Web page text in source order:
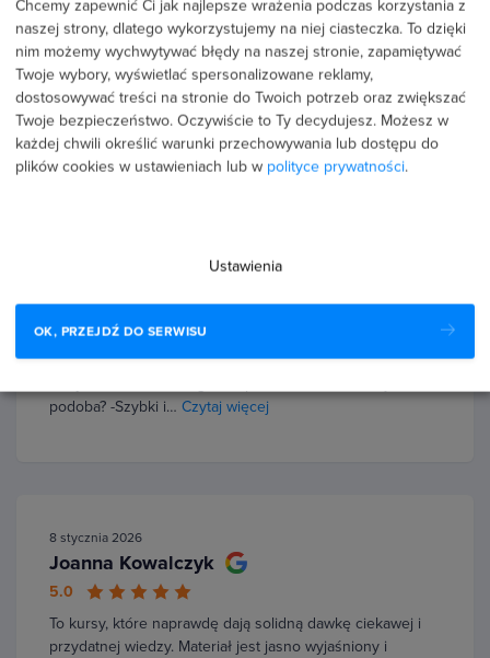
5.0
Strefa Kursów odegrała ogromną rolę w moim rozwoju
zawodowym. Dzięki zdobytej wiedzy zdecydowałem się
na przebranżowienie i otwarcie własnej działalności
gospodarczej. Kursy…Czytaj więcej
5.0
Bardzo dobra platforma szkoleniowa. Kupiłam kilkanaście
kursów, robię je w swoim tempie. Zdobyłam kilka
podoba? -Szybki i… Czytaj więcej
8 stycznia 2026
Joanna Kowalczyk
5.0
To kursy, które naprawdę dają solidną dawkę ciekawej i
przydatnej wiedzy. Materiał jest jasno wyjaśniony i
Chcemy zapewnić Ci jak najlepsze wrażenia podczas korzystania z
naszej strony, dlatego wykorzystujemy na niej ciasteczka. To dzięki
nim możemy wychwytywać błędy na naszej stronie, zapamiętywać
Twoje wybory, wyświetlać spersonalizowane reklamy,
dostosowywać treści na stronie do Twoich potrzeb oraz zwiększać
Twoje bezpieczeństwo. Oczywiście to Ty decydujesz. Możesz w
każdej chwili określić warunki przechowywania lub dostępu do
plików cookies w ustawieniach lub w polityce prywatności.
Ustawienia
OK, PRZEJDŹ DO SERWISU